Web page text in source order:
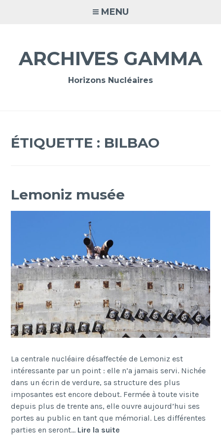
MENU
ARCHIVES GAMMA
Horizons Nucléaires
ÉTIQUETTE : BILBAO
Lemoniz musée
La centrale nucléaire désaffectée de Lemoniz est
intéressante par un point : elle n’a jamais servi. Nichée
dans un écrin de verdure, sa structure des plus
imposantes est encore debout. Fermée à toute visite
depuis plus de trente ans, elle ouvre aujourd’hui ses
portes au public en tant que mémorial. Les différentes
parties en seront… Lire la suite